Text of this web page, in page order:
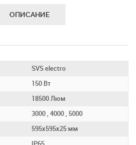
ОПИСАНИЕ
SVS electro
150 Вт
18500 Люм
3000 , 4000 , 5000
595х595х25 мм